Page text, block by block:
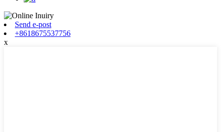
Send e-post
+8618675537756
x